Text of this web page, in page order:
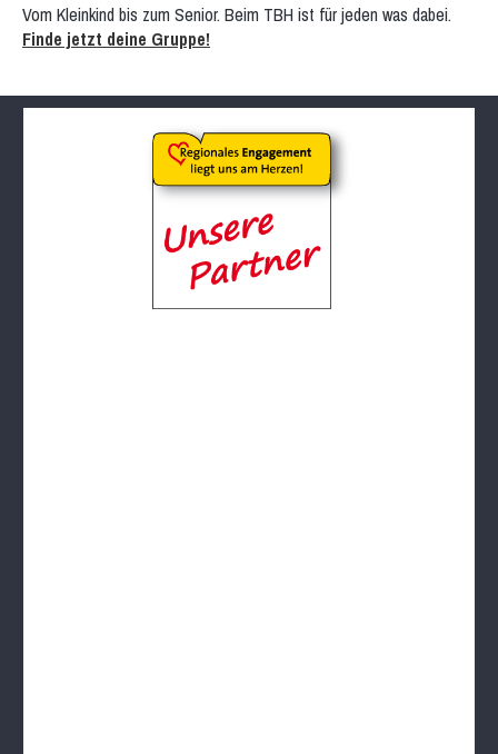
Vom Kleinkind bis zum Senior. Beim TBH ist für jeden was dabei.
Finde jetzt deine Gruppe!